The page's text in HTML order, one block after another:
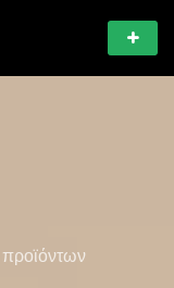
προϊόντων